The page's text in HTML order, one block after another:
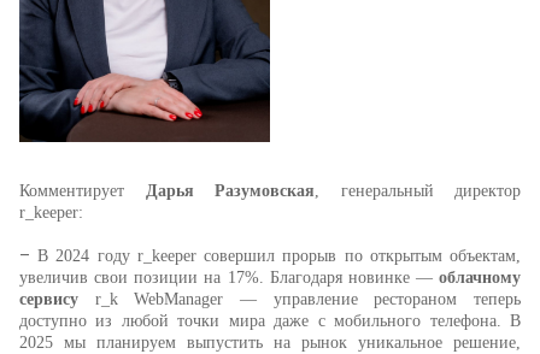
Комментирует Дарья Разумовская, генеральный директор
r_keeper:
–В 2024 году r_keeper совершил прорыв по открытым объектам,
увеличив свои позиции на 17%. Благодаря новинке — облачному
сервису r_k WebManager — управление рестораном теперь
доступно из любой точки мира даже с мобильного телефона. В
2025 мы планируем выпустить на рынок уникальное решение,